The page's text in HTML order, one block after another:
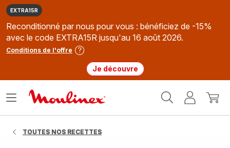
EXTRA15R
Reconditionné par nous pour vous : bénéficiez de -15%
avec le code EXTRA15R jusqu'au 16 août 2026.
Conditions de l'offre
Je découvre
MonMon
Ouvrir
TOUTES NOS RECETTES